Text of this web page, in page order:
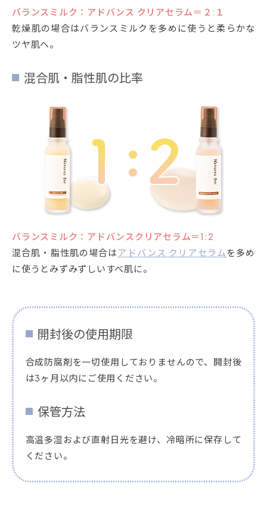
バランスミルク：アドバンス クリアセラム＝２:１
乾燥肌の場合はバランスミルクを多めに使うと柔らかな
ツヤ肌へ。
混合肌・脂性肌の比率
バランスミルク：アドバンスクリアセラム＝1:2
混合肌・脂性肌の場合は アドバンス クリアセラムを多め
に使うとみずみずしいすべ肌に。
開封後の使用期限
合成防腐剤を一切使用しておりませんので、開封後
は3ヶ月以内にご使用ください。
保管方法
高温多湿および直射日光を避け、冷暗所に保存して
ください。